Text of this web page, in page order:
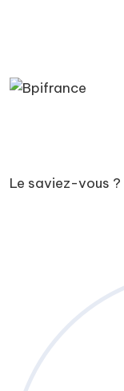
Le saviez-vous ?